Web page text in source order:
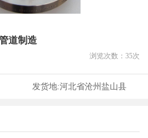
道制造
浏览次数： 35次
发货地:河北省沧州盐山县